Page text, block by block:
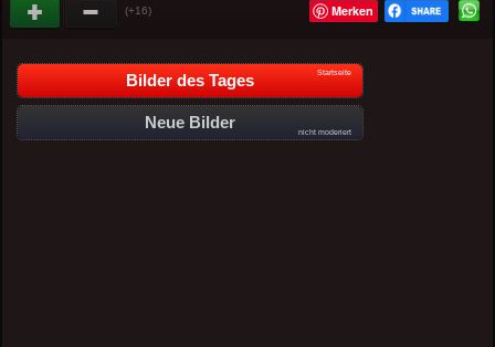
(+16) Merken
Bilder des Tages Startseite
Neue Bilder
nicht moderiert